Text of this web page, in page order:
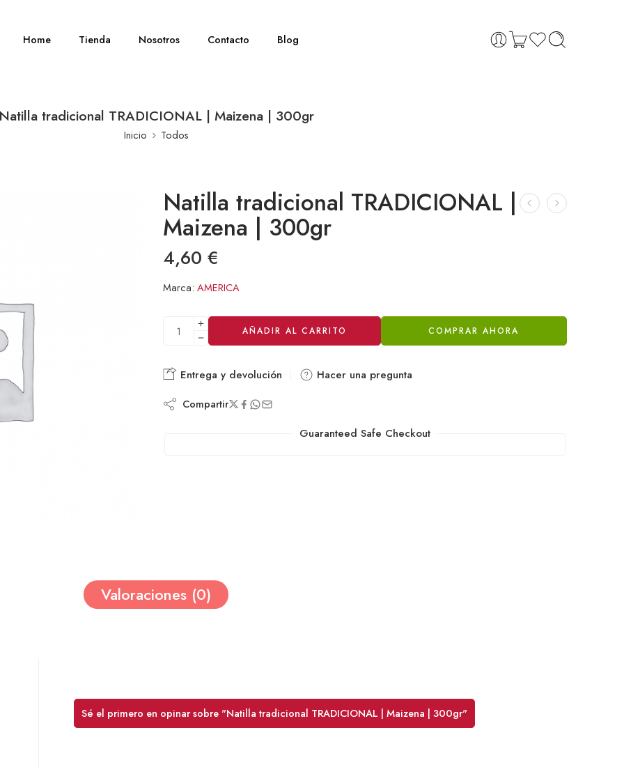
Home Tienda Nosotros Contacto Blog
Natilla tradicional TRADICIONAL | Maizena | 300gr
Inicio Todos
Natilla tradicional TRADICIONAL |
Maizena | 300gr
4,60 €
Marca: AMERICA
AÑADIR AL CARRITO COMPRAR AHORA
Alternative:
Entrega y devolución Hacer una pregunta
Compartir
Guaranteed Safe Checkout
Valoraciones (0)
Sé el primero en opinar sobre "Natilla tradicional TRADICIONAL | Maizena | 300gr"